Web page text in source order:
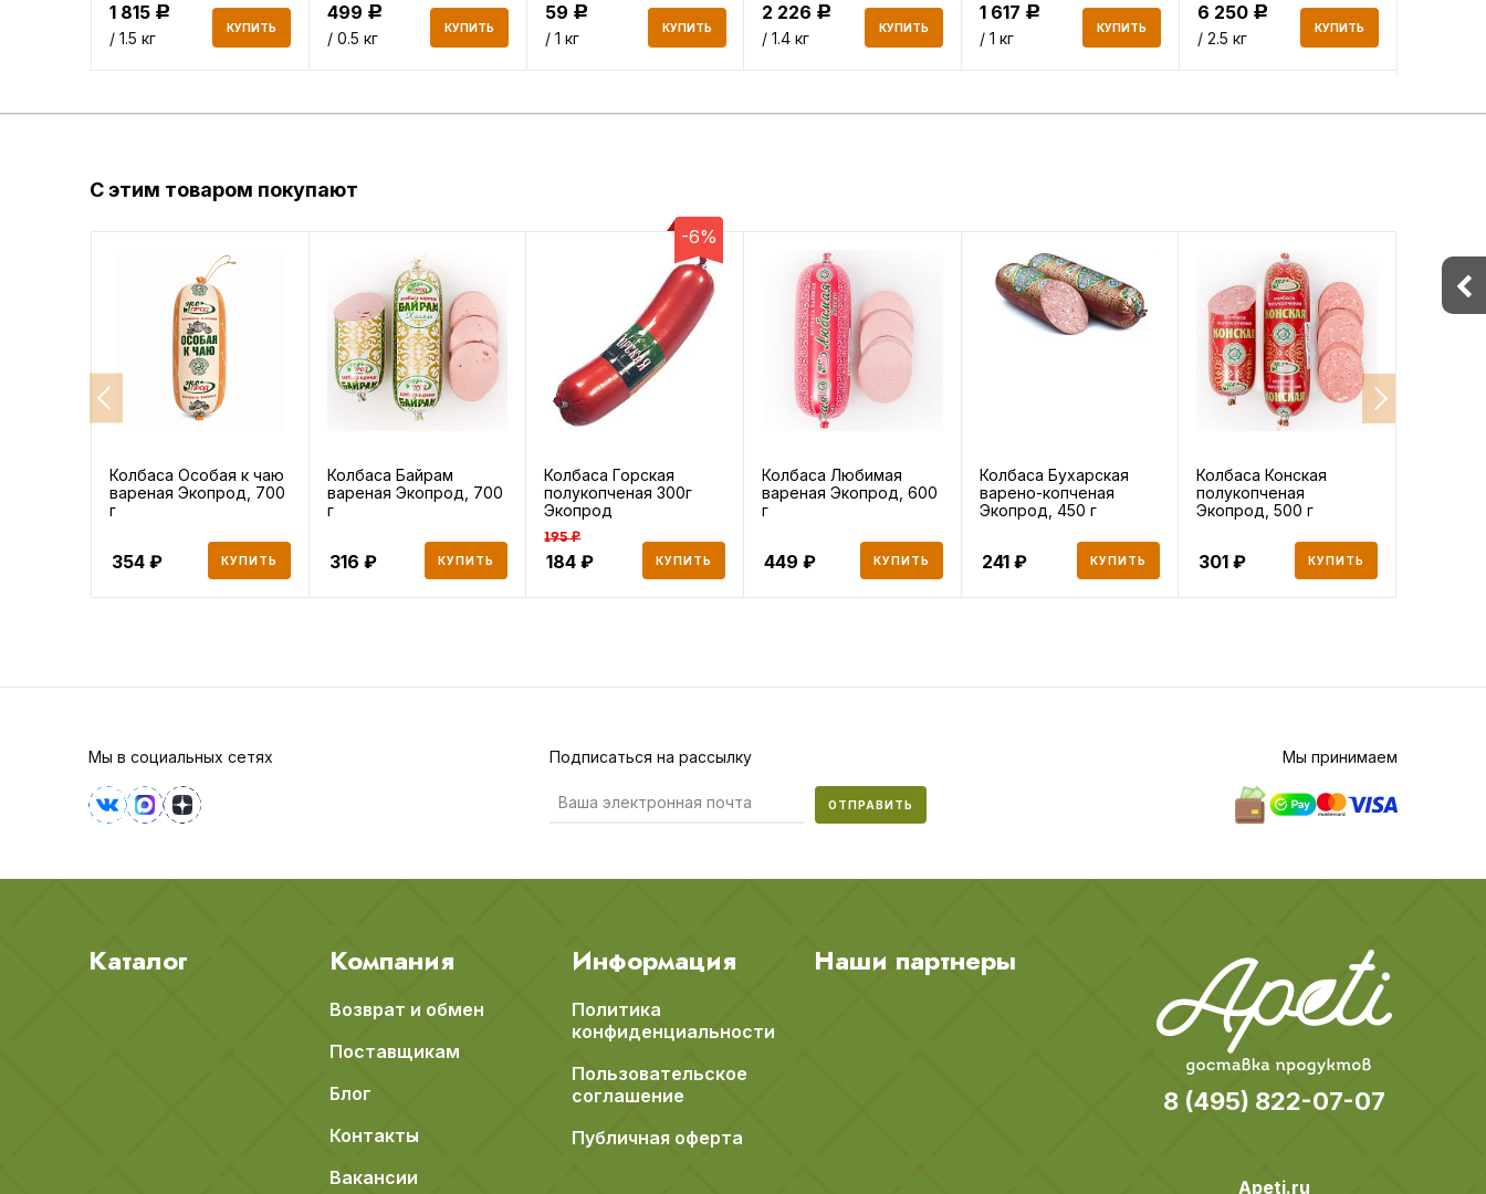
1 815 Р
/ 1.5 кг
КУПИТЬ
499 Р
/ 0.5 кг
КУПИТЬ
59 Р
/ 1 кг
КУПИТЬ
2 226 Р
/ 1.4 кг
КУПИТЬ
1 617 Р
/ 1 кг
КУПИТЬ
6 250 Р
/ 2.5 кг
КУПИТЬ
С этим товаром покупают
Колбаса Особая к чаю
вареная Экопрод, 700
г
354 КУПИТЬ
Колбаса Байрам
вареная Экопрод, 700
г
316 КУПИТЬ
-6%
Колбаса Горская
полукопченая 300г
Экопрод
195 ₽
184 КУПИТЬ
Колбаса Любимая
вареная Экопрод, 600
г
449 КУПИТЬ
Колбаса Бухарская
варено-копченая
Экопрод, 450 г
241 КУПИТЬ
Колбаса Конская
полукопченая
Экопрод, 500 г
301 КУПИТЬ
Мы в социальных сетях Подписаться на рассылку
ОТПРАВИТЬ
Мы принимаем
Каталог Компания
Возврат и обмен
Поставщикам
Блог
Контакты
Вакансии
Информация
Политика
конфиденциальности
Пользовательское
соглашение
Публичная оферта
Наши партнеры
8 (495) 822-07-07
Apeti.ru